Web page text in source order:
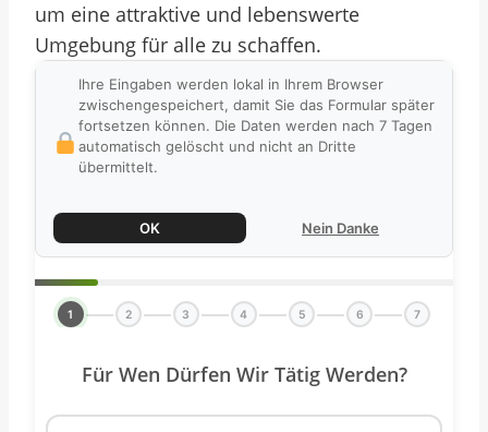
um eine attraktive und lebenswerte
Umgebung für alle zu schaffen.
Ihre Eingaben werden lokal in Ihrem Browser
zwischengespeichert, damit Sie das Formular später
fortsetzen können. Die Daten werden nach 7 Tagen
automatisch gelöscht und nicht an Dritte
übermittelt.
OK Nein Danke
1 2 3 4 5 6 7
Für Wen Dürfen Wir Tätig Werden?